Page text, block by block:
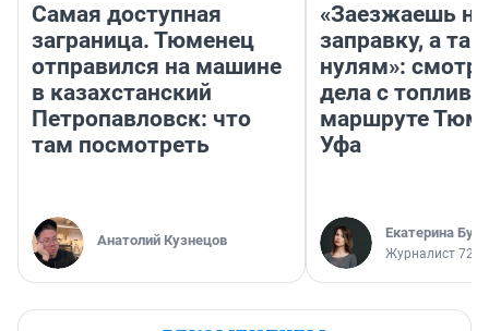
Самая доступная
заграница. Тюменец
отправился на машине
в казахстанский
Петропавловск: что
там посмотреть
Анатолий Кузнецов
«Заезжаешь на
заправку, а
нулям»:
дела с
маршруте
Уфа
Екатерина
Журналист